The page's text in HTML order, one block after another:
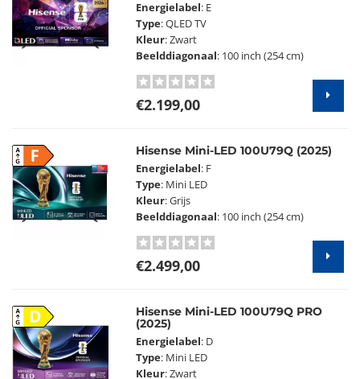
Energielabel: E
Type: QLED TV
Kleur: Zwart
Beelddiagonaal: 100 inch (254 cm)
€2.199,00
Hisense Mini-LED 100U79Q (2025)
Energielabel: F
Type: Mini LED
Kleur: Grijs
Beelddiagonaal: 100 inch (254 cm)
€2.499,00
Hisense Mini-LED 100U79Q PRO
(2025)
Energielabel: D
Type: Mini LED
Kleur: Zwart